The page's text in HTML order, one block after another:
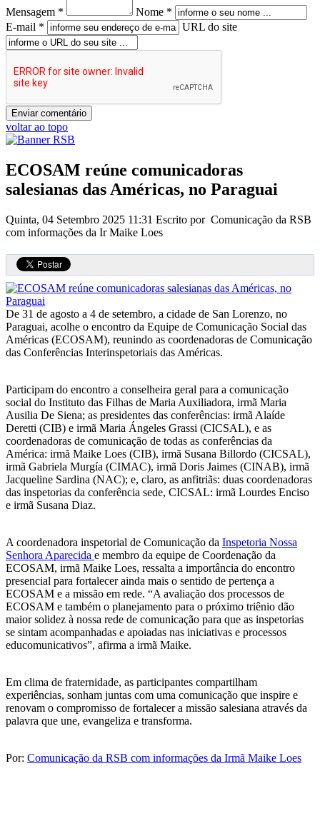
Mensagem *
Nome *
E-mail *
URL do site
voltar ao topo
ECOSAM reúne comunicadoras
salesianas das Américas, no Paraguai
Quinta, 04 Setembro 2025 11:31 Escrito por Comunicação da RSB
com informações da Ir Maike Loes
De 31 de agosto a 4 de setembro, a cidade de San Lorenzo, no
Paraguai, acolhe o encontro da Equipe de Comunicação Social das
Américas (ECOSAM), reunindo as coordenadoras de Comunicação
das Conferências Interinspetoriais das Américas.
Participam do encontro a conselheira geral para a comunicação
social do Instituto das Filhas de Maria Auxiliadora, irmã Maria
Ausilia De Siena; as presidentes das conferências: irmã Alaíde
Deretti (CIB) e irmã Maria Ángeles Grassi (CICSAL), e as
coordenadoras de comunicação de todas as conferências da
América: irmã Maike Loes (CIB), irmã Susana Billordo (CICSAL),
irmã Gabriela Murgía (CIMAC), irmã Doris Jaimes (CINAB), irmã
Jacqueline Sardina (NAC); e, claro, as anfitriãs: duas coordenadoras
das inspetorias da conferência sede, CICSAL: irmã Lourdes Enciso
e irmã Susana Diaz.
A coordenadora inspetorial de Comunicação da Inspetoria Nossa
Senhora Aparecida e membro da equipe de Coordenação da
ECOSAM, irmã Maike Loes, ressalta a importância do encontro
presencial para fortalecer ainda mais o sentido de pertença a
ECOSAM e a missão em rede. “A avaliação dos processos de
ECOSAM e também o planejamento para o próximo triênio dão
maior solidez à nossa rede de comunicação para que as inspetorias
se sintam acompanhadas e apoiadas nas iniciativas e processos
educomunicativos”, afirma a irmã Maike.
Em clima de fraternidade, as participantes compartilham
experiências, sonham juntas com uma comunicação que inspire e
renovam o compromisso de fortalecer a missão salesiana através da
palavra que une, evangeliza e transforma.
Por: Comunicação da RSB com informações da Irmã Maike Loes